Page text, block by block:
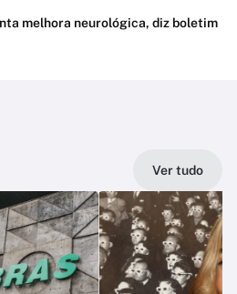
melhora neurológica, diz boletim
Ver tudo